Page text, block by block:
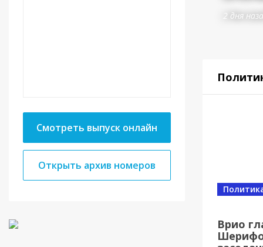
Смотреть выпуск онлайн
Открыть архив номеров
2 дня
Власть
МБУ
Врио